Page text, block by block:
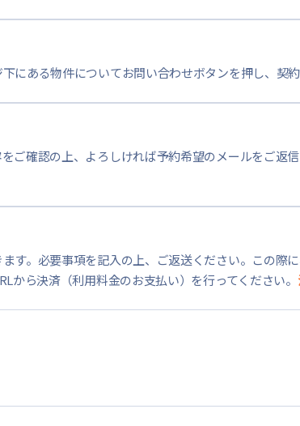
にある物件についてお問い合わせボタンを押し、契
ご確認の上、よろしければ予約希望のメールをご返信
す。必要事項を記入の上、ご返送ください。この際
から決済（利用料金のお支払い）を行ってください。